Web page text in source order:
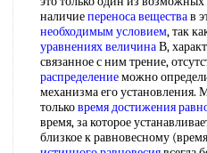
наличиепереноса веществав
необходимым условием, так
уравнениях величинаВ,
связанное с ним трение,
распределениеможно
механизма его установления.
тольковремя достижения
время, за которое
близкое к равновесному